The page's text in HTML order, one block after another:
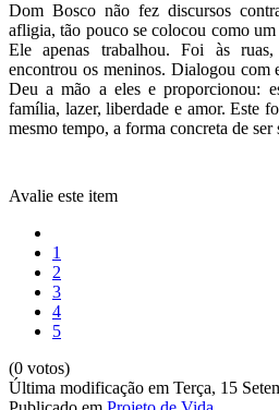
Dom Bosco não fez discursos
afligia, tão pouco se colocou como um
Ele apenas trabalhou. Foi às
encontrou os meninos. Dialogou com
Deu a mão a eles e proporcionou:
família, lazer, liberdade e amor. Este
mesmo tempo, a forma concreta de ser
Avalie este item
1
2
3
4
5
(0 votos)
Última modificação em Terça, 15